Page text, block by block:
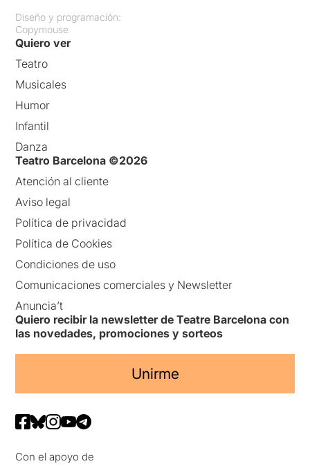
Diseño y programación:
Copymouse
Quiero ver
Teatro
Musicales
Humor
Infantil
Danza
Teatro Barcelona ©2026
Atención al cliente
Aviso legal
Política de privacidad
Política de Cookies
Condiciones de uso
Comunicaciones comerciales y Newsletter
Anuncia’t
Quiero recibir la newsletter de Teatre Barcelona con
las novedades, promociones y sorteos
Unirme
Con el apoyo de